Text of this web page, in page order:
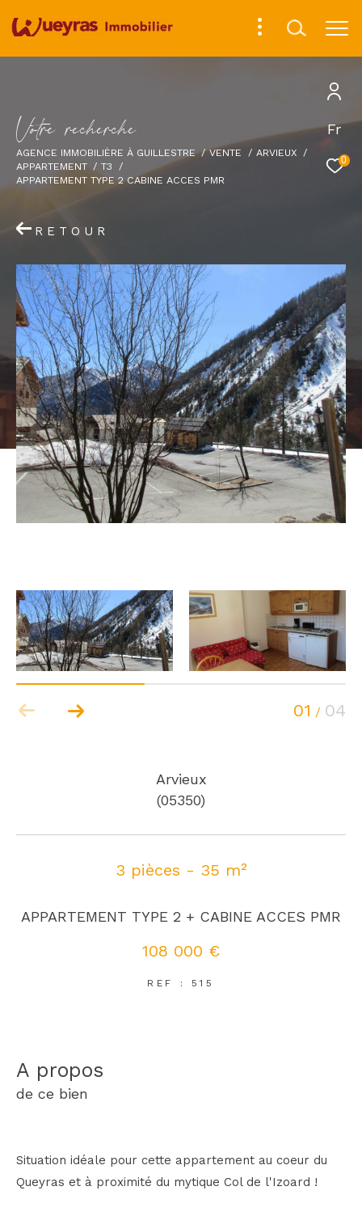
Fr
0
Votre recherche
AGENCE IMMOBILIÈRE À GUILLESTRE VENTE
ARVIEUX
APPARTEMENT
T3
APPARTEMENT TYPE 2 CABINE ACCES PMR
RETOUR
01 / 04
Arvieux
(05350)
3 pièces - 35 m²
APPARTEMENT TYPE 2 + CABINE ACCES PMR
108 000 €
REF : 515
a propos
de ce bien
Situation idéale pour cette appartement au coeur du
Queyras et à proximité du mytique Col de l'Izoard !